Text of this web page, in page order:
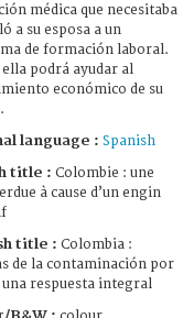
médica que necesitaba
a su esposa a un
de formación laboral.
podrá ayudar al
económico de su
language : Spanish
title : Colombie : une
à cause d’un engin
title : Colombia :
de la contaminación por
una respuesta integral